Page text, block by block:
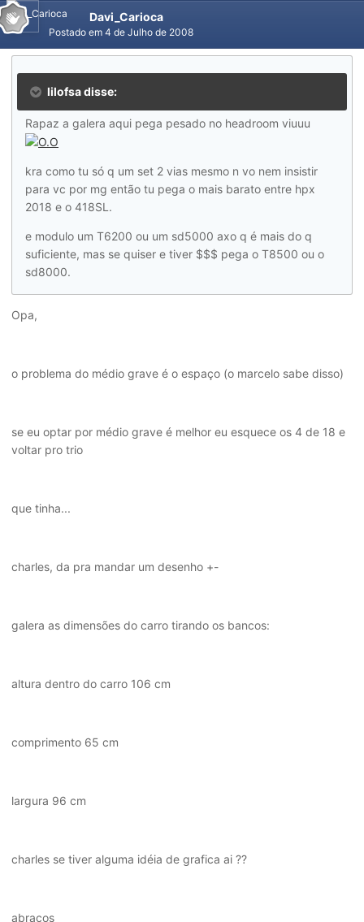
Davi_Carioca
Postado em 4 de Julho de 2008
lilofsa disse:
Rapaz a galera aqui pega pesado no headroom viuuu
kra como tu só q um set 2 vias mesmo n vo nem insistir
para vc por mg então tu pega o mais barato entre hpx
2018 e o 418SL.
e modulo um T6200 ou um sd5000 axo q é mais do q
suficiente, mas se quiser e tiver $$$ pega o T8500 ou o
sd8000.
Opa,
o problema do médio grave é o espaço (o marcelo sabe disso)
se eu optar por médio grave é melhor eu esquece os 4 de 18 e
voltar pro trio
que tinha...
charles, da pra mandar um desenho +-
galera as dimensões do carro tirando os bancos:
altura dentro do carro 106 cm
comprimento 65 cm
largura 96 cm
charles se tiver alguma idéia de grafica ai ??
abraços